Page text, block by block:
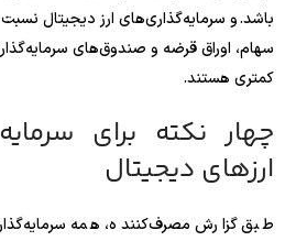
باشد. و سرمایه‌گذاری‌های ارز دیجیتال
سهام، اوراق قرضه و صندوق‌های
کمتری هستند.
چهار نکته برای
ارزهای دیجیتال
طبق گزارش مصرف‌کننده، همه